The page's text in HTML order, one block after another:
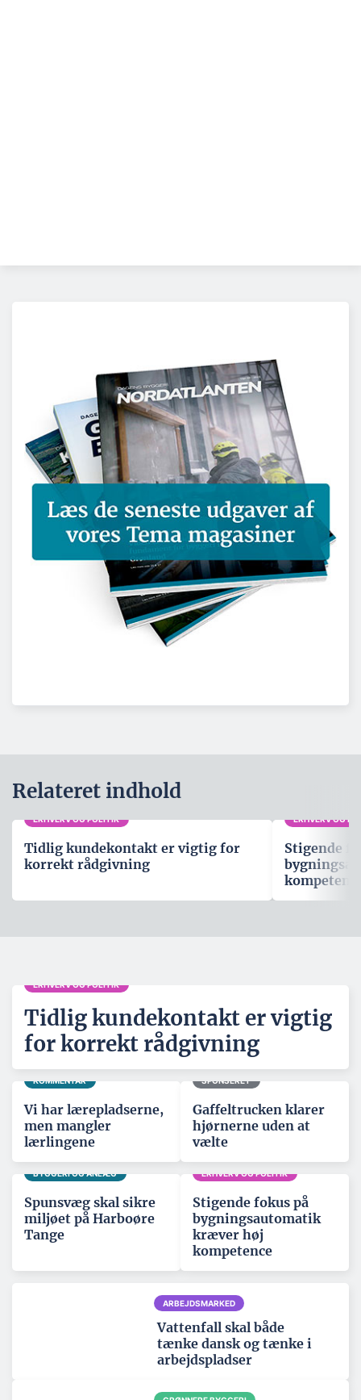
Relateret indhold
ERHVERV OG POLITIK
Tidlig kundekontakt er vigtig for
korrekt rådgivning
ERHVERV OG
Stigende
ERHVERV OG POLITIK
Tidlig kundekontakt er vigtig
for korrekt rådgivning
KOMMENTAR
Vi har lærepladserne,
men mangler
lærlingene
SPONSERET
Gaffeltrucken klarer
hjørnerne uden at
vælte
BYGGERI OG ANLÆG
Spunsvæg skal sikre
miljøet på Harboøre
Tange
ERHVERV OG POLITIK
Stigende fokus på
bygningsautomatik
kræver høj
kompetence
ARBEJDSMARKED
Vattenfall skal både
tænke dansk og tænke i
arbejdspladser